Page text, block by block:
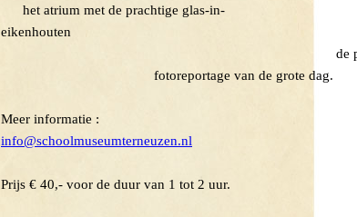
het atrium met de
eikenhouten trap en
de plek bij
fotoreportage van de grote dag.
Meer informatie :
info@schoolmuseumterneuzen.nl
Prijs € 40,- voor de duur van 1 tot 2 uur.